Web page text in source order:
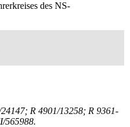
des NS-
R 4901/13258; R 9361-
565988.